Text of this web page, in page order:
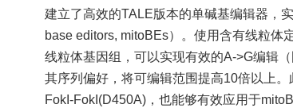
建立了高效的TALE版本的单碱基编辑器，
base editors, mitoBEs）。使用含有线粒体
线粒体基因组，可以实现有效的A->G编辑
其序列偏好，将可编辑范围提高10倍以上
FokI-FokI(D450A)，也能够有效应用于